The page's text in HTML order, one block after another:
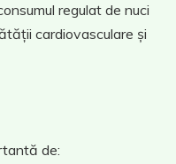
regulat de nuci
cardiovasculare și
de: